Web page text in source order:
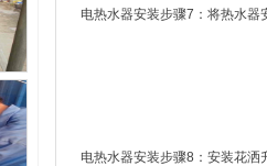
电热水器安装步骤7：将热水器
电热水器安装步骤8：安装花洒